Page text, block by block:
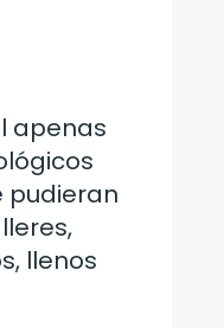
apenas
pudieran
llenos